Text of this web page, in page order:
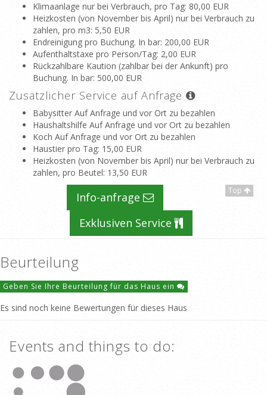
Klimaanlage nur bei Verbrauch, pro Tag: 80,00 EUR
Heizkosten (von November bis April) nur bei Verbrauch zu
zahlen, pro m3: 5,50 EUR
Endreinigung pro Buchung. In bar: 200,00 EUR
Aufenthaltstaxe pro Person/Tag: 2,00 EUR
Rückzahlbare Kaution (zahlbar bei der Ankunft) pro
Buchung. In bar: 500,00 EUR
Zusätzlicher Service auf Anfrage
Babysitter Auf Anfrage und vor Ort zu bezahlen
Haushaltshilfe Auf Anfrage und vor Ort zu bezahlen
Koch Auf Anfrage und vor Ort zu bezahlen
Haustier pro Tag: 15,00 EUR
Heizkosten (von November bis April) nur bei Verbrauch zu
zahlen, pro Beutel: 13,50 EUR
Top
Info-anfrage
Exklusiven Service
Beurteilung
Geben Sie Ihre Beurteilung für das Haus ein
Es sind noch keine Bewertungen für dieses Haus
Events and things to do: